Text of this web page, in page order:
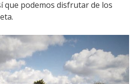
que podemos disfrutar de los